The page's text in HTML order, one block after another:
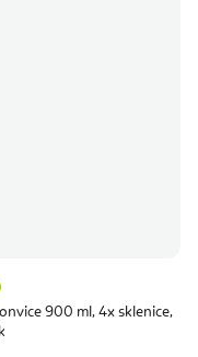
900 ml, 4x sklenice,
produktu
je